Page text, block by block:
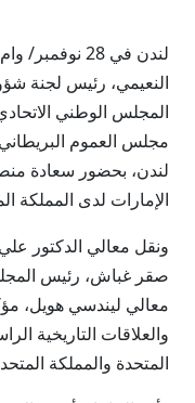
لندن في 28
النعيمي، رئيس لجنة
المجلس الوطني
مجلس العموم
لندن، بحضور سعادة
الإمارات لدى المملكة
ونقل معالي الدكتور
صقر غباش، رئيس
معالي ليندسي هويل،
والعلاقات التاريخية
المتحدة والمملكة